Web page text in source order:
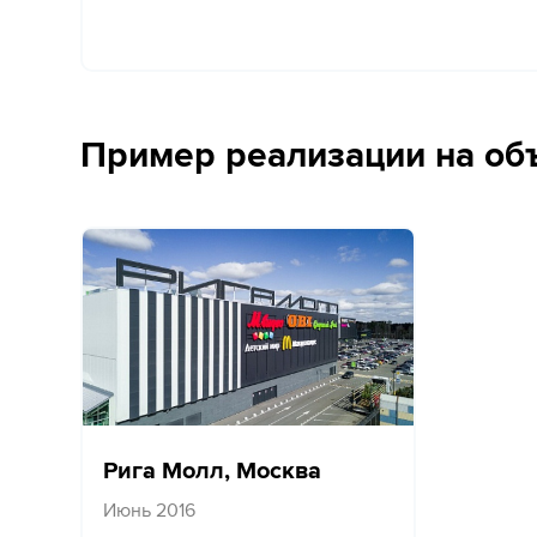
Пример реализации на
Рига Молл, Москва
Июнь 2016